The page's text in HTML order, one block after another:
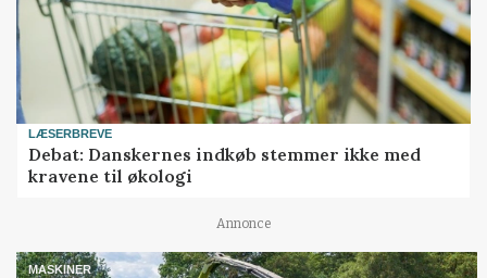
LÆSERBREVE
Debat: Danskernes indkøb stemmer ikke med
kravene til økologi
Annonce
MASKINER